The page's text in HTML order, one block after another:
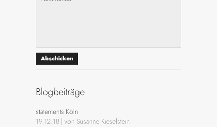
Abschicken
Blogbeiträge
statements Köln
19.12.18 | von Susanne Kieselstein